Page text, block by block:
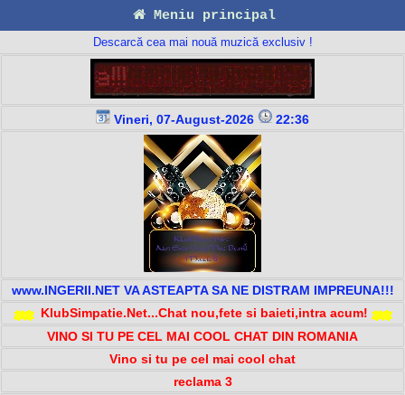
Meniu principal
Descarcă cea mai nouă muzică exclusiv !
Vineri, 07-August-2026 22:36
www.INGERII.NET VA ASTEAPTA SA NE DISTRAM IMPREUNA!!!
KlubSimpatie.Net...Chat nou,fete si baieti,intra acum!
VINO SI TU PE CEL MAI COOL CHAT DIN ROMANIA
Vino si tu pe cel mai cool chat
reclama 3